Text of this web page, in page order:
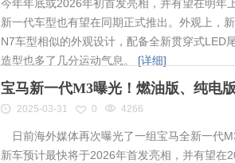
今年年底或2026年初首发亮相，并有望在明年
新一代车型也有望在同期正式推出。外观上，
N7车型相似的外观设计，配备全新贯穿式LED
造型也多了几分运动气息。 [详细]
宝马新一代M3曝光！燃油版、纯电
2025-03-31 0 4266
日前海外媒体再次曝光了一组宝马全新一代
新车预计最快将于2026年首发亮相，并有望在